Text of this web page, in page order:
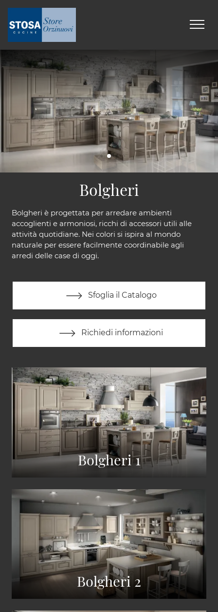
Bolgheri 1
Bolgheri 2
Bolgheri
Bolgheri è progettata per arredare ambienti
accoglienti e armoniosi, ricchi di accessori utili alle
attività quotidiane. Nei colori si ispira al mondo
naturale per essere facilmente coordinabile agli
arredi delle case di oggi.
Sfoglia il Catalogo
Richiedi informazioni